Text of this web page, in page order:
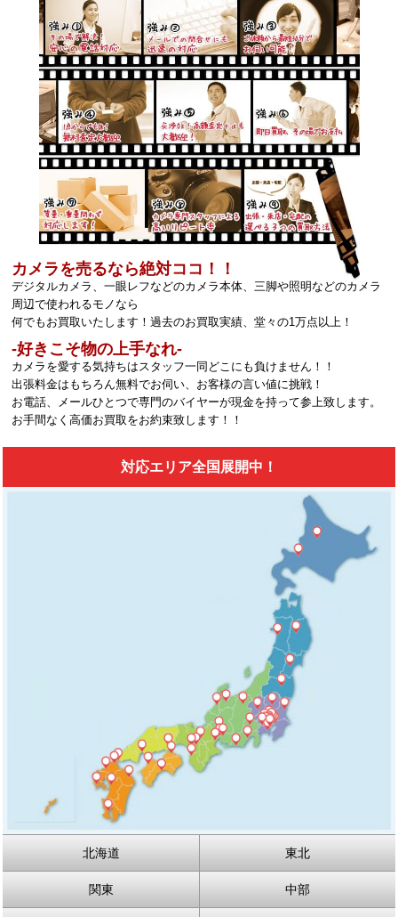
カメラを売るなら絶対ココ！！
デジタルカメラ、一眼レフなどのカメラ本体、三脚や照明などのカメラ
周辺で使われるモノなら
何でもお買取いたします！過去のお買取実績、堂々の1万点以上！
‐好きこそ物の上手なれ‐
カメラを愛する気持ちはスタッフ一同どこにも負けません！！
出張料金はもちろん無料でお伺い、お客様の言い値に挑戦！
お電話、メールひとつで専門のバイヤーが現金を持って参上致します。
お手間なく高価お買取をお約束致します！！
対応エリア全国展開中！
北海道 東北
関東 中部